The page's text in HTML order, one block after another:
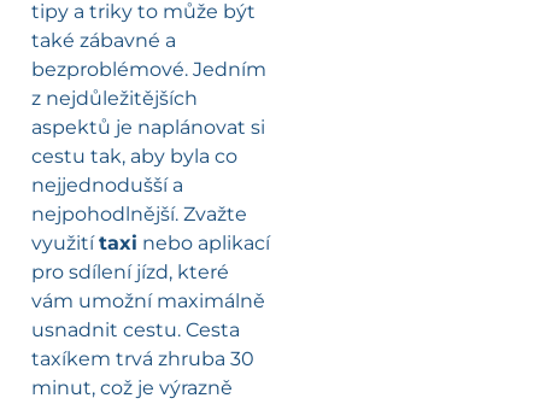
tipy a triky to může být
také zábavné a
bezproblémové. Jedním
z nejdůležitějších
aspektů je naplánovat si
cestu tak, aby byla co
nejjednodušší a
nejpohodlnější. Zvažte
využitítaxi nebo aplikací
pro sdílení jízd, které
vám umožní maximálně
usnadnit cestu. Cesta
taxíkem trvá zhruba 30
minut, což je výrazně